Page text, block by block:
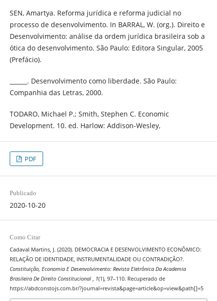
SEN, Amartya. Reforma jurídica e reforma judicial no
processo de desenvolvimento. In BARRAL, W. (org.). Direito e
Desenvolvimento: análise da ordem jurídica brasileira sob a
ótica do desenvolvimento. São Paulo: Editora Singular, 2005
(Prefácio).
______. Desenvolvimento como liberdade. São Paulo:
Companhia das Letras, 2000.
TODARO, Michael P.; Smith, Stephen C. Economic
Development. 10. ed. Harlow: Addison-Wesley,
PDF
Publicado
2020-10-20
Como Citar
Cadaval Martins, J. (2020). DEMOCRACIA E DESENVOLVIMENTO ECONÔMICO:
RELAÇÃO DE IDENTIDADE, INSTRUMENTALIDADE OU CONTRADIÇÃO?.
Constituição, Economia E Desenvolvimento: Revista Eletrônica Da Academia
Brasileira De Direito Constitucional , 1(1), 97–110. Recuperado de
https://abdconstojs.com.br/?journal=revista&page=article&op=view&path[]=5